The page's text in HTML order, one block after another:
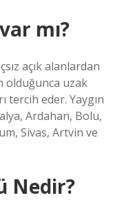
mı?
açık alanlardan
olduğunca uzak
tercih eder. Yaygın
Ardahan, Bolu,
Sivas, Artvin ve
Nedir?